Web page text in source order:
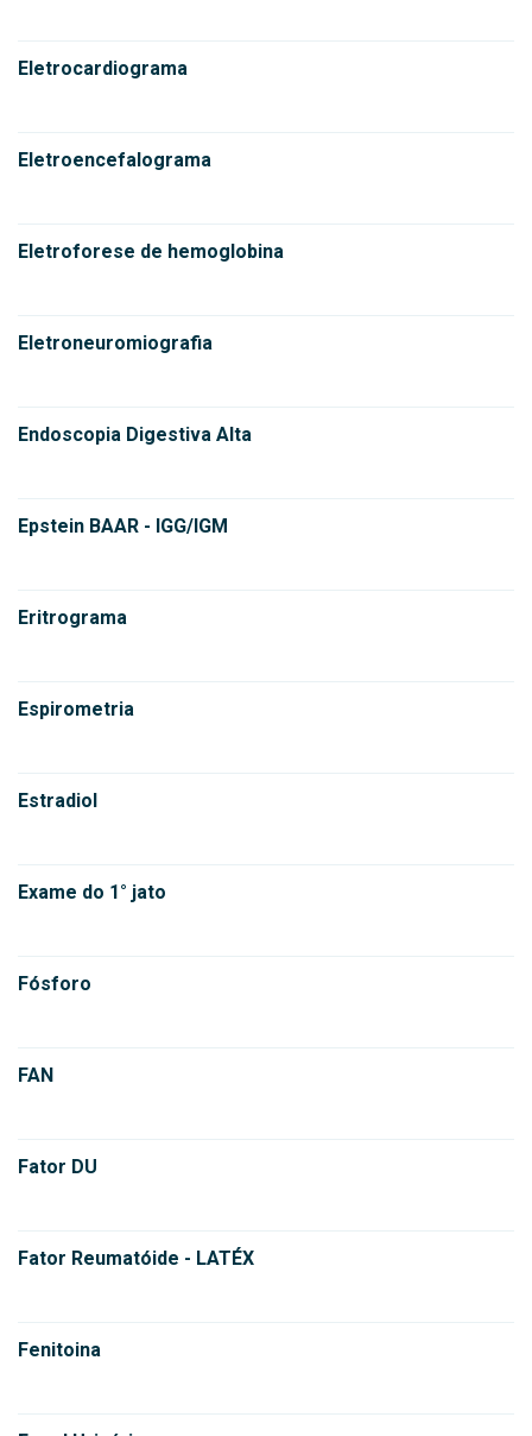
Eletrocardiograma
Eletroencefalograma
Eletroforese de hemoglobina
Eletroneuromiografia
Endoscopia Digestiva Alta
Epstein BAAR - IGG/IGM
Eritrograma
Espirometria
Estradiol
Exame do 1° jato
Fósforo
FAN
Fator DU
Fator Reumatóide - LATÉX
Fenitoina